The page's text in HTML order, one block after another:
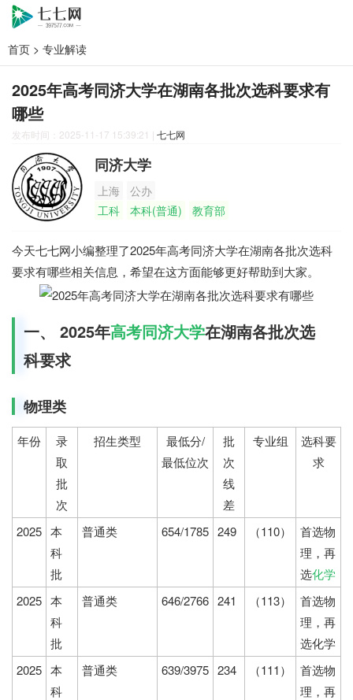
首页 > 专业解读
2025年高考同济大学在湖南各批次选科要求有
哪些
发布时间：2025-11-17 15:39:21 | 七七网
同济大学
上海
公办
工科
本科(普通) 教育部
今天七七网小编整理了2025年高考同济大学在湖南各批次选科
要求有哪些相关信息，希望在这方面能够更好帮助到大家。
一、 2025年高考同济大学在湖南各批次选
科要求
物理类
年份
录
取
批
次
招生类型
最低分/
最低位次
批
次
线
差
专业组
选科要
求
2025 本
科
批
普通类 654/1785 249 （110）
首选物
理，再
选化学
2025 本
科
批
普通类 646/2766 241 （113）
首选物
理，再
选化学
2025 本
科
普通类 639/3975 234 （111）
首选物
理，再